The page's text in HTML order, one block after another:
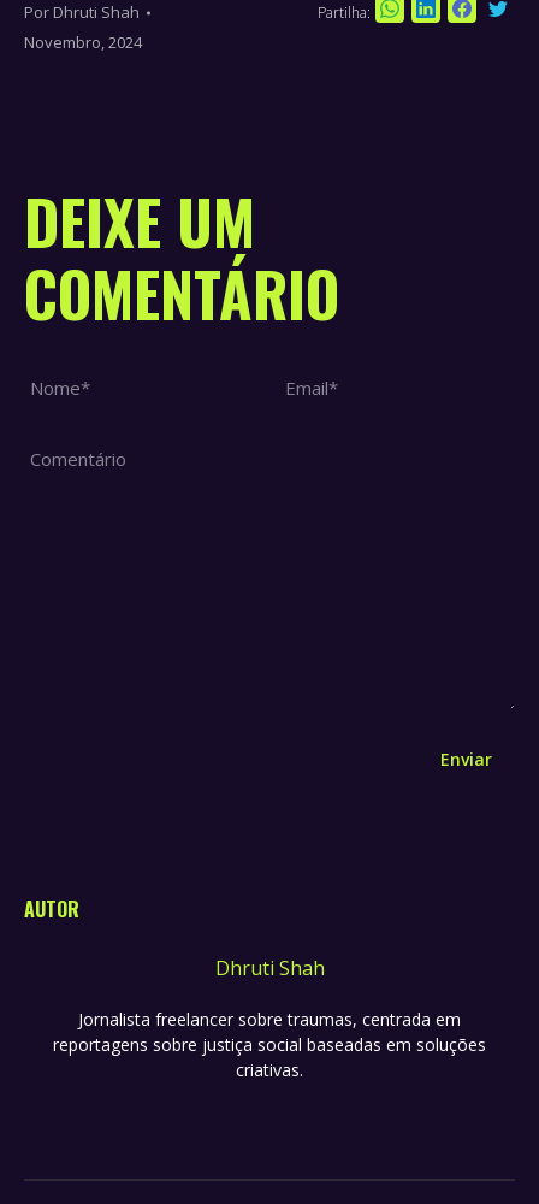
Por Dhruti Shah
Novembro, 2024
Partilha:
ShareShareShare
DEIXE UM
COMENTÁRIO
Comentário
Nome * Email *
Enviar
AUTOR
Dhruti Shah
Jornalista freelancer sobre traumas, centrada em
reportagens sobre justiça social baseadas em soluções
criativas.